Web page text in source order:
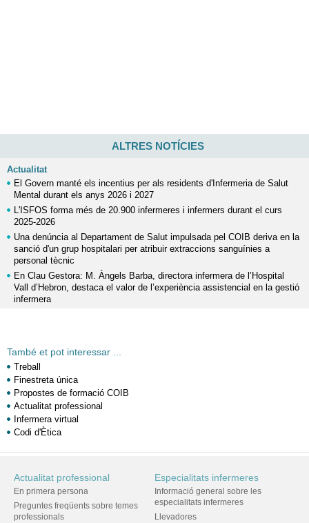
ALTRES NOTÍCIES
Actualitat
El Govern manté els incentius per als residents d'Infermeria de Salut
Mental durant els anys 2026 i 2027
L'ISFOS forma més de 20.900 infermeres i infermers durant el curs
2025-2026
Una denúncia al Departament de Salut impulsada pel COIB deriva en la
sanció d'un grup hospitalari per atribuir extraccions sanguínies a
personal tècnic
En Clau Gestora: M. Àngels Barba, directora infermera de l’Hospital
Vall d’Hebron, destaca el valor de l’experiència assistencial en la gestió
infermera
També et pot interessar ...
Treball
Finestreta única
Propostes de formació COIB
Actualitat professional
Infermera virtual
Codi d'Ètica
Actualitat professional
En primera persona
Preguntes freqüents sobre temes
professionals
Especialitats infermeres
Informació general sobre les
especialitats infermeres
Llevadores